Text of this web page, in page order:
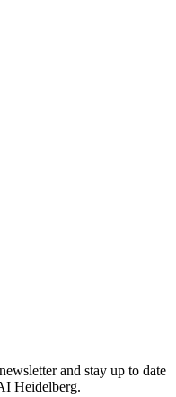
and stay up to date
Heidelberg.